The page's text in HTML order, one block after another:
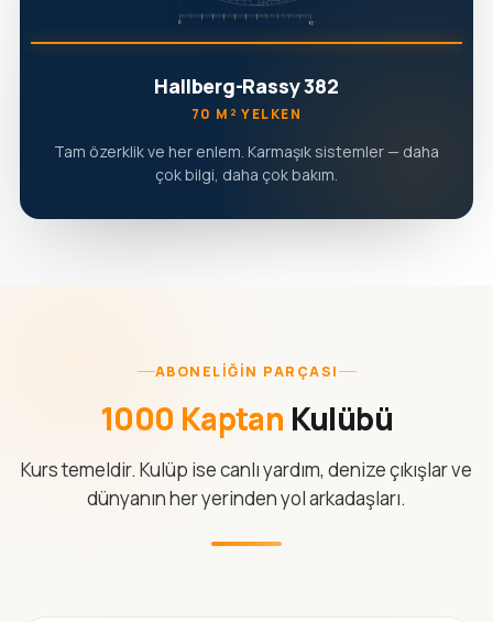
Hallberg-Rassy 382
70 M² YELKEN
Tam özerklik ve her enlem. Karmaşık sistemler — daha
çok bilgi, daha çok bakım.
ABONELIĞIN PARÇASI
1000 Kaptan Kulübü
Kurs temeldir. Kulüp ise canlı yardım, denize çıkışlar ve
dünyanın her yerinden yol arkadaşları.